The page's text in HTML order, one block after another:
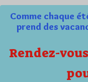
Comme chaque
prend des
Rendez-